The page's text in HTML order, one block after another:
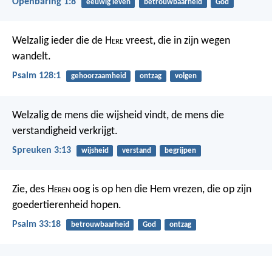
eeuwig leven betrouwbaarheid God
Welzalig ieder die de Here vreest, die in zijn wegen
wandelt.
Psalm 128:1 gehoorzaamheid ontzag volgen
Welzalig de mens die wijsheid vindt, de mens die
verstandigheid verkrijgt.
Spreuken 3:13 wijsheid verstand begrijpen
Zie, des Heren oog is op hen die Hem vrezen, die op zijn
goedertierenheid hopen.
Psalm 33:18 betrouwbaarheid God ontzag